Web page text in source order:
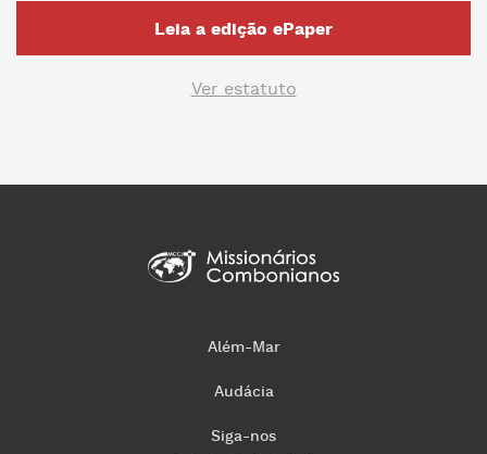
Leia a edição ePaper
Ver estatuto
Além-Mar
Audácia
Siga-nos